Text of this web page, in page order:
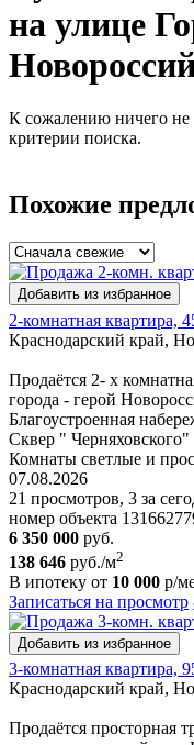
на улице
К сожалению ничего не
критерии поиска.
Похожие
Добавить из избранное
2-комнатная квартира,
Краснодарский край,
Продаётся 2- х
города - герой
Благоустроенная
Сквер "
Комнаты светлые и
07.08.2026
21 просмотров, 3 за
номер объекта
6 350 000 руб.
138 646 руб./м2
В ипотеку от 10 000 р/
Записаться на просмотр
Добавить из избранное
3-комнатная квартира,
Краснодарский край,
Продаётся просторная